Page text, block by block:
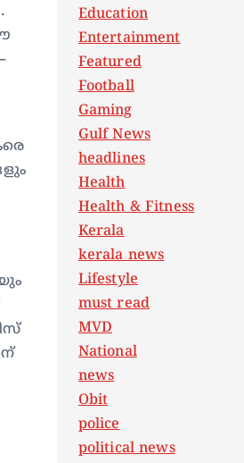
Education
Entertainment
Featured
Football
Gaming
Gulf News
headlines
Health
Health & Fitness
Kerala
kerala news
Lifestyle
must read
MVD
National
news
Obit
police
political news